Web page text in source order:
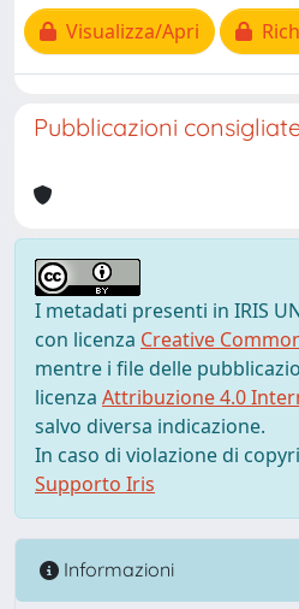
Visualizza/Apri
Pubblicazioni
I metadati presenti in IRIS
con licenza Creative
mentre i file delle
licenza Attribuzione 4.0
salvo diversa indicazione.
In caso di violazione di
Supporto Iris
Informazioni